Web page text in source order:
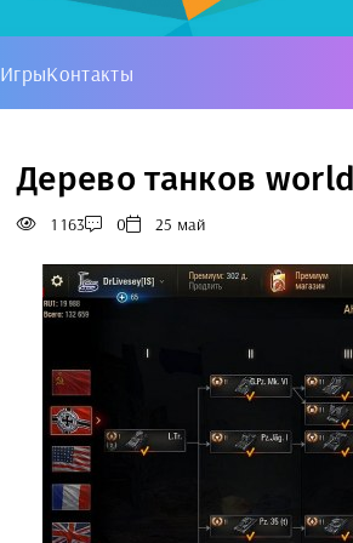
ИгрыКонтакты
Дерево танков
1 163 0 25 май